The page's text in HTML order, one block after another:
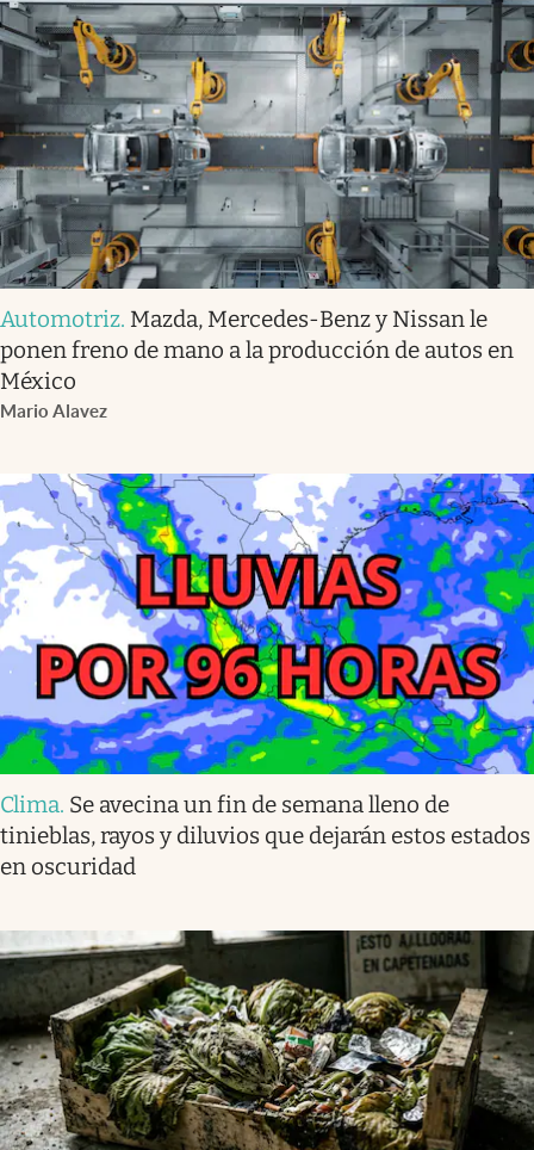
Automotriz. Mazda, Mercedes-Benz y Nissan le
ponen freno de mano a la producción de autos en
México
Mario Alavez
Clima. Se avecina un fin de semana lleno de
tinieblas, rayos y diluvios que dejarán estos estados
en oscuridad